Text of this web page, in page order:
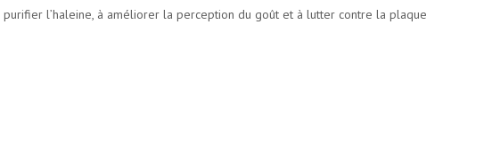
l’haleine, à améliorer la perception du goût et à lutter contre la plaque